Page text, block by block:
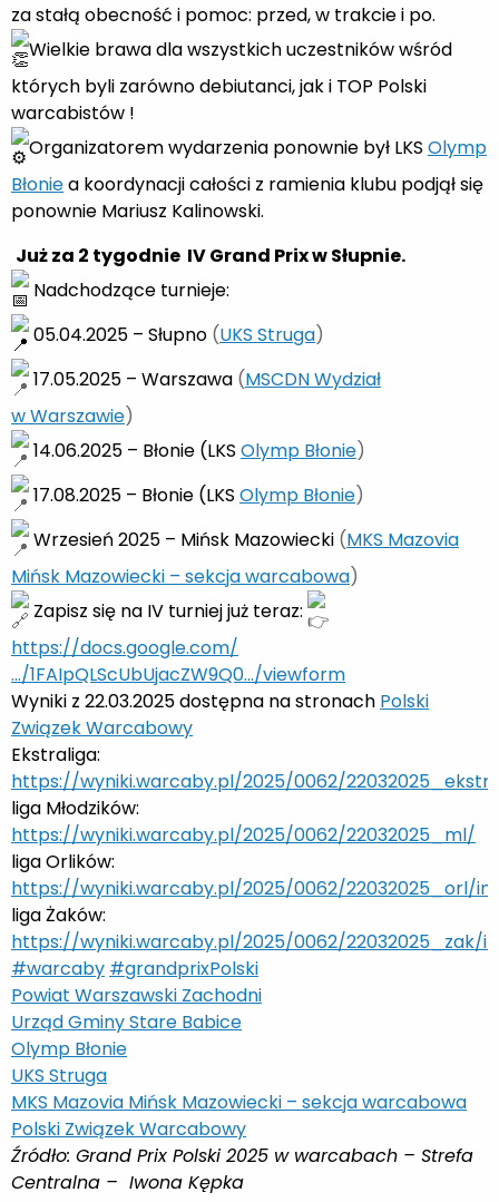
za stałą obecność i pomoc: przed, w trakcie i po.
Wielkie brawa dla wszystkich uczestników wśród
których byli zarówno debiutanci, jak i TOP Polski
warcabistów !
Organizatorem wydarzenia ponownie był LKS Olymp
Błoniea koordynacji całości z ramienia klubu podjął się
ponownie Mariusz Kalinowski.
Już za 2 tygodnie IV Grand Prix w Słupnie.
Nadchodzące turnieje:
05.04.2025 – Słupno (UKS Struga)
17.05.2025 – Warszawa (MSCDN Wydział
w Warszawie)
14.06.2025 – Błonie (LKS Olymp Błonie)
17.08.2025 – Błonie (LKS Olymp Błonie)
Wrzesień 2025 – Mińsk Mazowiecki (MKS Mazovia
Mińsk Mazowiecki – sekcja warcabowa)
Zapisz się na IV turniej już teraz:
https://docs.google.com/
…/1FAIpQLScUbUjacZW9Q0…/viewform
Wyniki z 22.03.2025 dostępna na stronach Polski
Związek Warcabowy
Ekstraliga:
https://wyniki.warcaby.pl/2025/0062/
liga Młodzików:
https://wyniki.warcaby.pl/2025/0062/22032025_ml/
liga Orlików:
https://wyniki.warcaby.pl/2025/0062/22032025_orl/
liga Żaków:
https://wyniki.warcaby.pl/2025/0062/22032025_zak/
#warcaby #grandprixPolski
Powiat Warszawski Zachodni
Urząd Gminy Stare Babice
Olymp Błonie
UKS Struga
MKS Mazovia Mińsk Mazowiecki – sekcja warcabowa
Polski Związek Warcabowy
Źródło: Grand Prix Polski 2025 w warcabach – Strefa
Centralna – Iwona Kępka